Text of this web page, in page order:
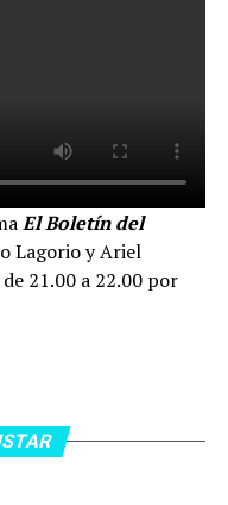
El Boletín del
Lagorio y Ariel
21.00 a 22.00 por